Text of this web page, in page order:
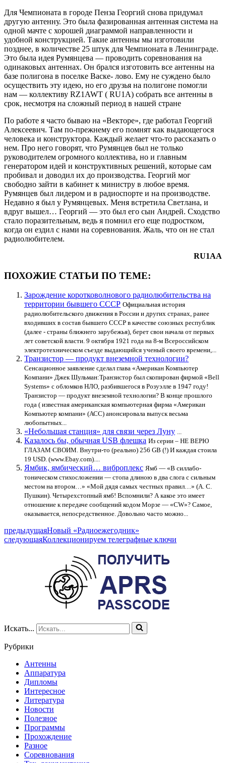
Для Чемпионата в городе Пенза Георгий снова придумал
другую антенну. Это была фазированная антенная система на
одной мачте с хорошей диаграммой направленности и
удобной конструкцией. Такие антенны мы изготовили
позднее, в количестве 25 штук для Чемпионата в Ленинграде.
Это была идея Румянцева — проводить соревнования на
одинаковых антеннах. Он брался изготовить все антенны на
базе полигона в поселке Васке- лово. Ему не суждено было
осуществить эту идею, но его друзья на полигоне помогли
нам — коллективу RZ1AWT ( RU1A) собрать все антенны в
срок, несмотря на сложный период в нашей стране
По работе я часто бываю на «Векторе», где работал Георгий
Алексеевич. Там по-прежнему его помнят как выдающегося
человека и конструктора. Каждый желает что-то рассказать о
нем. Про него говорят, что Румянцев был не только
руководителем огромного коллектива, но и главным
генератором идей и конструктивных решений, которые сам
пробивал и доводил их до производства. Георгий мог
свободно зайти в кабинет к министру в любое время.
Румянцев был лидером и в радиоспорте и на производстве.
Недавно я был у Румянцевых. Меня встретила Светлана, и
вдруг вышел… Георгий — это был его сын Андрей. Сходство
стало поразительным, ведь я помнил его еще подростком,
когда он ездил с нами на соревнования. Жаль, что он не стал
радиолюбителем.
RU1AA
ПОХОЖИЕ СТАТЬИ ПО ТЕМЕ:
Зарождение коротковолнового радиолюбительства на
территории бывшего СССР Официальная история
радиолюбительского движения в России и других странах, ранее
входивших в состав бывшего СССР в качестве союзных республик
(далее - страны ближнего зарубежья), берет свои начала от первых
лет советской власти. 9 октября 1921 года на 8-м Всероссийском
электротехническом съезде выдающийся ученый своего времени,...
Транзистор — продукт внеземной технологии?
Сенсационное заявление сделал глава «Американ Компьютер
Компани» Джек Шульман:Транзистор был скопирован фирмой «Bell
Systems» с обломков НЛО, разбившегося в Розуэлле в 1947 году!
Транзистор — продукт внеземной технологии? В конце прошлого
года ( известная американская компьютерная фирма «Американ
Компьютер компани» (АСС) анонсировала выпуск весьма
любопытных...
«Небольшая станция» для связи через Луну ...
Казалось бы, обычная USB флешка Из серии – НЕ ВЕРЮ
ГЛАЗАМ СВОИМ. Внутри-то (реально) 256 GB (!) И каждая стоила
19 USD. (www.Ebay.com)....
Ямбик, ямбический… виброплекс Ямб — «В силлабо-
тоническом стихосложении — стопа длиною в два слога с сильным
местом на втором…» «Мой дядя самых честных правил…» (А. С.
Пушкин). Четырехстопный ямб! Вспомнили? А какое это имеет
отношение к передаче сообщений кодом Морзе — «CW»? Самое,
оказывается, непосредственное. Довольно часто можно...
предыдущаяНовый «Радиоежегодник»
следующаяКоллекционируем телеграфные ключи
Искать...
Рубрики
Антенны
Аппаратура
Дипломы
Интересное
Литература
Новости
Полезное
Программы
Прохождение
Разное
Соревнования